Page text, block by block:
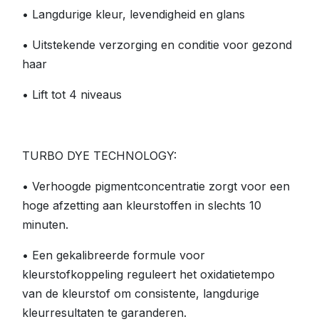
• Langdurige kleur, levendigheid en glans
• Uitstekende verzorging en conditie voor gezond
haar
• Lift tot 4 niveaus
TURBO DYE TECHNOLOGY:
• Verhoogde pigmentconcentratie zorgt voor een
hoge afzetting aan kleurstoffen in slechts 10
minuten.
• Een gekalibreerde formule voor
kleurstofkoppeling reguleert het oxidatietempo
van de kleurstof om consistente, langdurige
kleurresultaten te garanderen.